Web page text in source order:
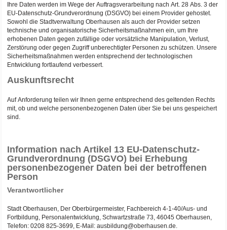
Ihre Daten werden im Wege der Auftragsverarbeitung nach Art. 28 Abs. 3 der
EU-Datenschutz-Grundverordnung (DSGVO) bei einem Provider gehostet.
Sowohl die Stadtverwaltung Oberhausen als auch der Provider setzen
technische und organisatorische Sicherheitsmaßnahmen ein, um Ihre
erhobenen Daten gegen zufällige oder vorsätzliche Manipulation, Verlust,
Zerstörung oder gegen Zugriff unberechtigter Personen zu schützen. Unsere
Sicherheitsmaßnahmen werden entsprechend der technologischen
Entwicklung fortlaufend verbessert.
Auskunftsrecht
Auf Anforderung teilen wir Ihnen gerne entsprechend des geltenden Rechts
mit, ob und welche personenbezogenen Daten über Sie bei uns gespeichert
sind.
Information nach Artikel 13 EU-Datenschutz-
Grundverordnung (DSGVO) bei Erhebung
personenbezogener Daten bei der betroffenen
Person
Verantwortlicher
Stadt Oberhausen, Der Oberbürgermeister, Fachbereich 4-1-40/Aus- und
Fortbildung, Personalentwicklung, Schwartzstraße 73, 46045 Oberhausen,
Telefon: 0208 825-3699, E-Mail: ausbildung@oberhausen.de.